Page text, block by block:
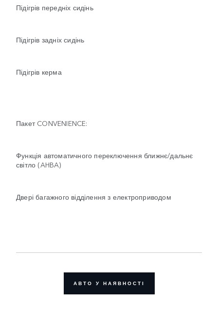
Підігрів передніх сидінь
Підігрів задніх сидінь
Підігрів керма
Пакет CONVENIENCE:
Функція автоматичного переключення ближнє/дальнє
світло (AHBA)
Двері багажного відділення з електроприводом
АВТО У НАЯВНОСТІ